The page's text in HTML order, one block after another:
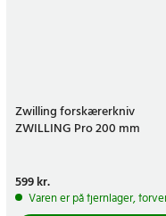
Zwilling forskærerkniv
ZWILLING Pro 200 mm
Pris:599 kr.
599 kr.
Varen er på fjernlager,